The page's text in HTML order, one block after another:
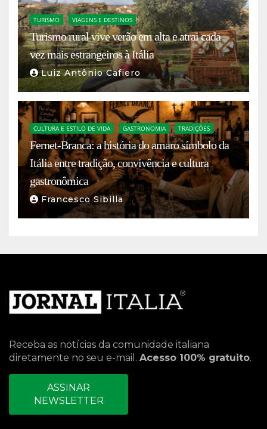
TURISMO VIAGENS E DESTINOS
Turismo rural vive verão em alta e atrai cada
vez mais estrangeiros à Itália
Luiz Antônio Cafiero
CULTURA E ESTILO DE VIDA GASTRONOMIA TRADIÇÕES
Fernet-Branca: a história do amaro símbolo da
Itália entre tradição, convivência e cultura
gastronômica
Francesco Sibilla
Receba as notícias da comunidade italiana
diretamente no seu e-mail. Acesso 100% gratuito.
ASSINAR
NEWSLETTER